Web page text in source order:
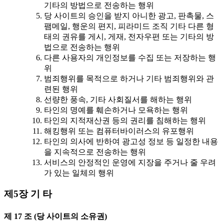
기타의 방법으로 전송하는 행위
당 사이트의 승인을 받지 아니한 광고, 판촉물, 스
팸메일, 행운의 편지, 피라미드 조직 기타 다른 형
태의 권유를 게시, 게재, 전자우편 또는 기타의 방
법으로 전송하는 행위
다른 사용자의 개인정보를 수집 또는 저장하는 행
위
범죄행위를 목적으로 하거나 기타 범죄행위와 관
련된 행위
선량한 풍속, 기타 사회질서를 해하는 행위
타인의 명예를 훼손하거나 모욕하는 행위
타인의 지적재산권 등의 권리를 침해하는 행위
해킹행위 또는 컴퓨터바이러스의 유포행위
타인의 의사에 반하여 광고성 정보 등 일정한 내용
을 지속적으로 전송하는 행위
서비스의 안정적인 운영에 지장을 주거나 줄 우려
가 있는 일체의 행위
제5장 기 타
제 17 조 (당 사이트의 소유권)